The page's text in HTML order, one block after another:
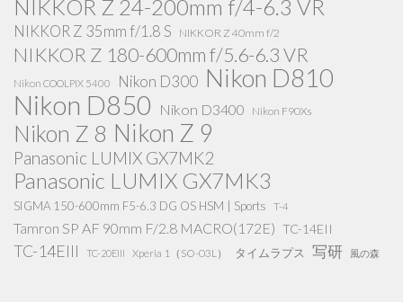
NIKKOR Z 24-200mm f/4-6.3 VR
NIKKOR Z 35mm f/1.8 S NIKKOR Z 40mm f/2
NIKKOR Z 180-600mm f/5.6-6.3 VR
Nikon COOLPIX 5400 Nikon D300 Nikon D810
Nikon D850 Nikon D3400 Nikon F90Xs
Nikon Z 8 Nikon Z 9
Panasonic LUMIX GX7MK2
Panasonic LUMIX GX7MK3
SIGMA 150-600mm F5-6.3 DG OS HSM | Sports T-4
Tamron SP AF 90mm F/2.8 MACRO(172E) TC-14EII
TC-14EIII TC-20EIII Xperia 1（SO-03L） タイムラプス 写研 風の森